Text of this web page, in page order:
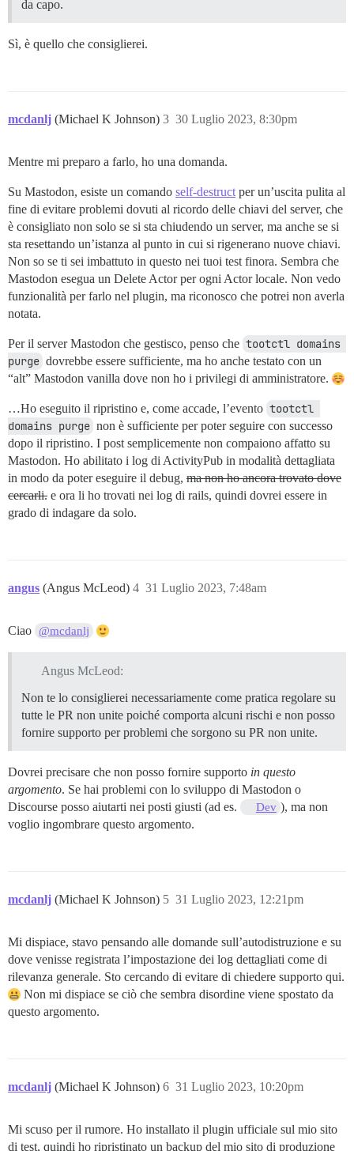
da capo.
Sì, è quello che consiglierei.
mcdanlj (Michael K Johnson) 30 Luglio 2023, 8:30pm
3
Mentre mi preparo a farlo, ho una domanda.
Su Mastodon, esiste un comando self-destruct per un’uscita pulita al
fine di evitare problemi dovuti al ricordo delle chiavi del server, che
è consigliato non solo se si sta chiudendo un server, ma anche se si
sta resettando un’istanza al punto in cui si rigenerano nuove chiavi.
Non so se ti sei imbattuto in questo nei tuoi test finora. Sembra che
Mastodon esegua un Delete Actor per ogni Actor locale. Non vedo
funzionalità per farlo nel plugin, ma riconosco che potrei non averla
notata.
Per il server Mastodon che gestisco, penso che tootctl domains
purge dovrebbe essere sufficiente, ma ho anche testato con un
“alt” Mastodon vanilla dove non ho i privilegi di amministratore.
…Ho eseguito il ripristino e, come accade, l’evento tootctl
domains purge non è sufficiente per poter seguire con successo
dopo il ripristino. I post semplicemente non compaiono affatto su
Mastodon. Ho abilitato i log di ActivityPub in modalità dettagliata
in modo da poter eseguire il debug, ma non ho ancora trovato dove
cercarli. e ora li ho trovati nei log di rails, quindi dovrei essere in
grado di indagare da solo.
angus (Angus McLeod) 31 Luglio 2023, 7:48am
4
Ciao @mcdanlj
Angus McLeod:
Non te lo consiglierei necessariamente come pratica regolare su
tutte le PR non unite poiché comporta alcuni rischi e non posso
fornire supporto per problemi che sorgono su PR non unite.
Dovrei precisare che non posso fornire supporto in questo
argomento. Se hai problemi con lo sviluppo di Mastodon o
Discourse posso aiutarti nei posti giusti (ad es.
Dev ), ma non
voglio ingombrare questo argomento.
mcdanlj (Michael K Johnson) 31 Luglio 2023, 12:21pm
5
Mi dispiace, stavo pensando alle domande sull’autodistruzione e su
dove venisse registrata l’impostazione dei log dettagliati come di
rilevanza generale. Sto cercando di evitare di chiedere supporto qui.
Non mi dispiace se ciò che sembra disordine viene spostato da
questo argomento.
mcdanlj (Michael K Johnson) 31 Luglio 2023, 10:20pm
6
Mi scuso per il rumore. Ho installato il plugin ufficiale sul mio sito
di test, quindi ho ripristinato un backup del mio sito di produzione